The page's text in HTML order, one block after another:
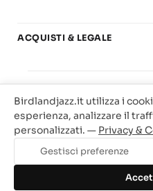
Basi play-along
Offerte
Carta del Docente
ACQUISTI & LEGALE
Privacy & Cookie
Traccia il tuo ordine
Birdland Milano.
Web
Birdlandjazz.it utilizza i
esperienza, analizzare il
personalizzati. — Privacy &
Gestisci preferenze